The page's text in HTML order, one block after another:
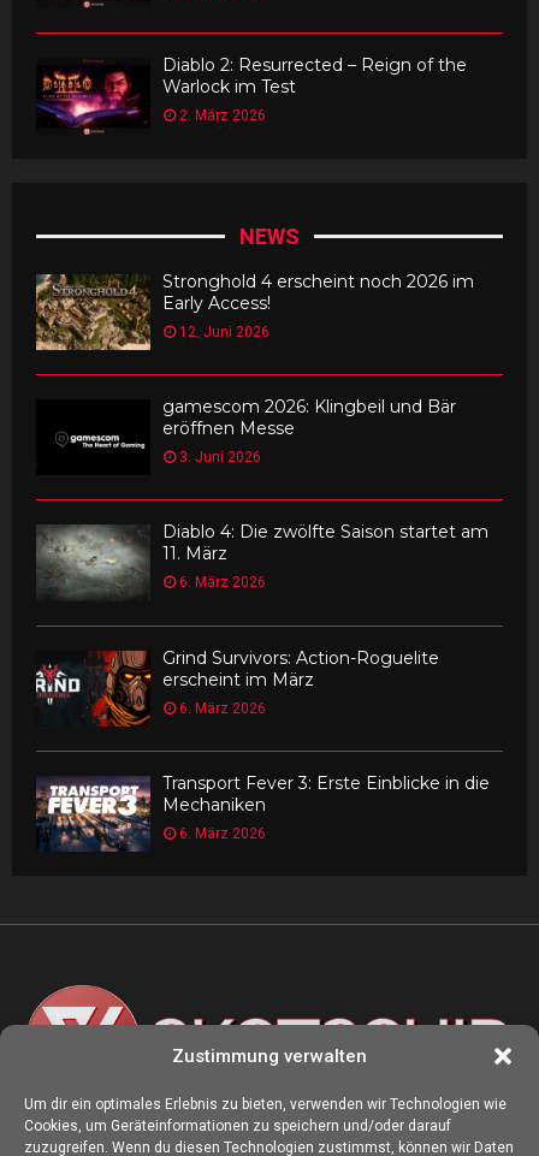
Zustimmung verwalten
Um dir ein optimales Erlebnis zu bieten, verwenden wir Technologien wie
Cookies, um Geräteinformationen zu speichern und/oder darauf
zuzugreifen. Wenn du diesen Technologien zustimmst, können wir Daten
Diablo 2: Resurrected – Reign of the
Warlock im Test
2. März 2026
NEWS
Stronghold 4 erscheint noch 2026 im
Early Access!
12. Juni 2026
gamescom 2026: Klingbeil und Bär
eröffnen Messe
3. Juni 2026
Diablo 4: Die zwölfte Saison startet am
11. März
6. März 2026
Grind Survivors: Action-Roguelite
erscheint im März
6. März 2026
Transport Fever 3: Erste Einblicke in die
Mechaniken
6. März 2026
ÜBER UNS